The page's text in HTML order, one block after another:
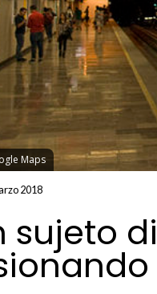
Maps
2018
sujeto